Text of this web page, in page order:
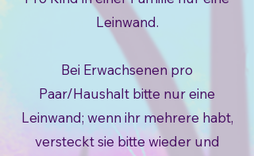
Leinwand.
Bei Erwachsenen pro
Paar/Haushalt bitte nur eine
Leinwand; wenn ihr mehrere habt,
versteckt sie bitte wieder und